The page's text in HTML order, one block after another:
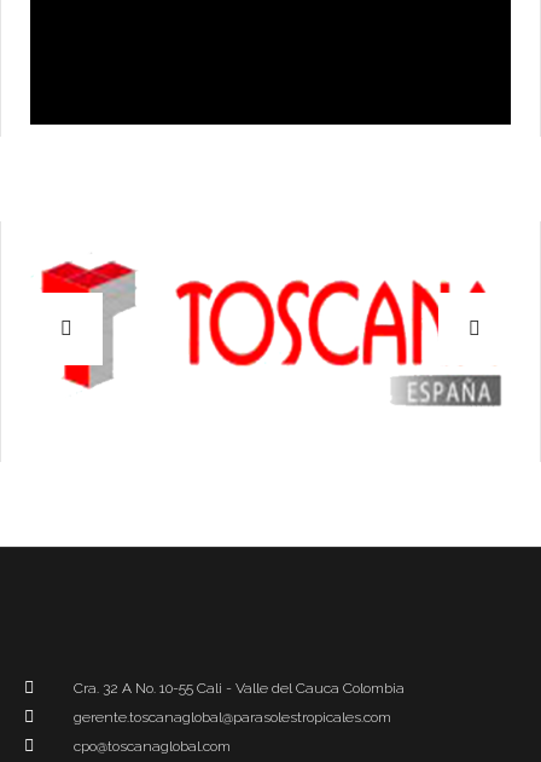
Cra. 32 A No. 10-55 Cali - Valle del Cauca Colombia
gerente.toscanaglobal@parasolestropicales.com
cpo@toscanaglobal.com